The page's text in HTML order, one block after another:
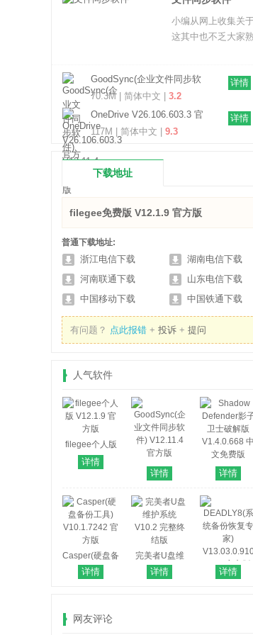
小编从网上收集关
这其中也不乏大家
GoodSync(企业文件同步软
件) V12.11.4 官方版
70.3M | 简体中文 | 3.2
详情
OneDrive V26.106.603.3 官
方版
117M | 简体中文 | 9.3
详情
下载地址
filegee免费版 V12.1.9 官方版
普通下载地址:
浙江电信下载
湖南电信下载
河南联通下载
山东电信下载
中国移动下载
中国铁通下载
有问题？ 点此报错 + 投诉 + 提问
人气软件
filegee个人版
V12.1.9 官方
版
详情
GoodSync(企
业文件同步软
件) V12.11.4
官方版
详情
Shadow
Defender影子
卫士破解版
V1.4.0.668 中
文免费版
详情
Casper(硬盘备
份工具)
V10.1.7242 官
详情
完美者U盘维
护系统 V10.2
完整终结版
详情
DEADLY8(系
详情
网友评论